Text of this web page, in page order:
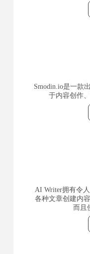
Smodin.io是一款
于内容创作
AI Writer拥有令
各种文章创建内
而且